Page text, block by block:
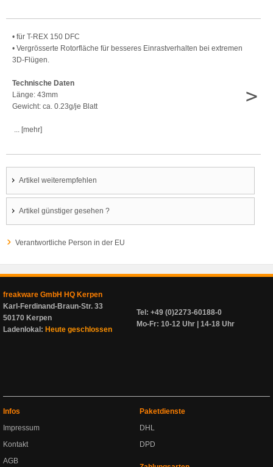
• für T-REX 150 DFC
• Vergrösserte Rotorfläche für besseres Einrastverhalten bei extremen
3D-Flügen.
Technische Daten
Länge: 43mm
Gewicht: ca. 0.23g/je Blatt
... [mehr]
>
Artikel weiterempfehlen
Artikel günstiger gesehen ?
Verantwortliche Person in der EU
freakware GmbH HQ Kerpen
Karl-Ferdinand-Braun-Str. 33
50170 Kerpen
Ladenlokal: Heute geschlossen
Tel: +49 (0)2273-60188-0
Mo-Fr: 10-12 Uhr | 14-18 Uhr
Infos
Impressum
Kontakt
AGB
Paketdienste
DHL
DPD